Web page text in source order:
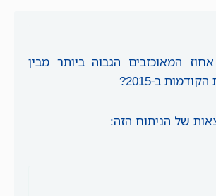
המאוכזבים הגבוה ביותר מבין
ב-2015?
של הניתוח הזה: